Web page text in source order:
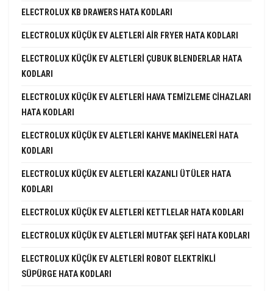
ELECTROLUX KB DRAWERS HATA KODLARI
ELECTROLUX KÜÇÜK EV ALETLERI AIR FRYER HATA KODLARI
ELECTROLUX KÜÇÜK EV ALETLERI ÇUBUK BLENDERLAR HATA
KODLARI
ELECTROLUX KÜÇÜK EV ALETLERI HAVA TEMIZLEME CIHAZLARI
HATA KODLARI
ELECTROLUX KÜÇÜK EV ALETLERI KAHVE MAKINELERI HATA
KODLARI
ELECTROLUX KÜÇÜK EV ALETLERI KAZANLI ÜTÜLER HATA
KODLARI
ELECTROLUX KÜÇÜK EV ALETLERI KETTLELAR HATA KODLARI
ELECTROLUX KÜÇÜK EV ALETLERI MUTFAK ŞEFI HATA KODLARI
ELECTROLUX KÜÇÜK EV ALETLERI ROBOT ELEKTRIKLI
SÜPÜRGE HATA KODLARI